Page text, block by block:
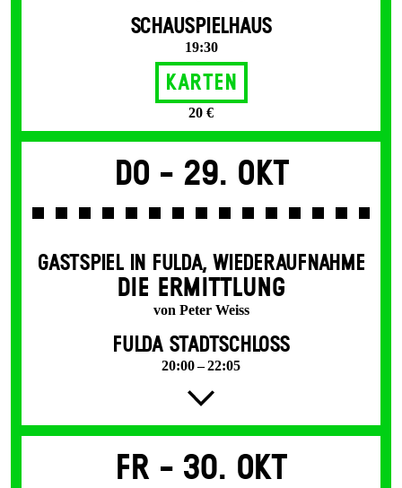
SCHAUSPIELHAUS
19:30
Karten
20 €
Do - 29. Okt
GASTSPIEL IN FULDA,WIEDERAUFNAHME
DIE ERMITTLUNG
von Peter Weiss
FULDA STADTSCHLOSS
20:00 – 22:05
Fr - 30. Okt